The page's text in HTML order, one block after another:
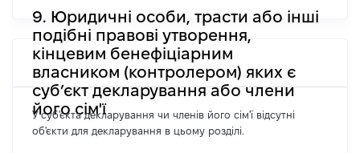
9. Юридичні особи, трасти або інші
подібні правові утворення,
кінцевим бенефіціарним
власником (контролером) яких є
суб’єкт декларування або члени
його сім'ї
У суб'єкта декларування чи членів його сім'ї відсутні
об'єкти для декларування в цьому розділі.